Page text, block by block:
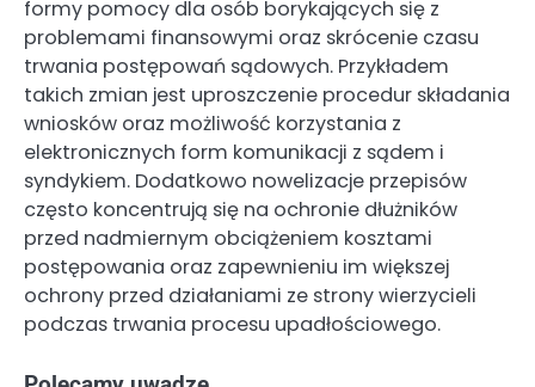
formy pomocy dla osób borykających się z
problemami finansowymi oraz skrócenie czasu
trwania postępowań sądowych. Przykładem
takich zmian jest uproszczenie procedur składania
wniosków oraz możliwość korzystania z
elektronicznych form komunikacji z sądem i
syndykiem. Dodatkowo nowelizacje przepisów
często koncentrują się na ochronie dłużników
przed nadmiernym obciążeniem kosztami
postępowania oraz zapewnieniu im większej
ochrony przed działaniami ze strony wierzycieli
podczas trwania procesu upadłościowego.